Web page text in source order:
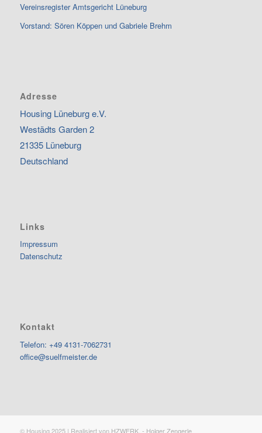
Vereinsregister Amtsgericht Lüneburg
Vorstand: Sören Köppen und Gabriele Brehm
Adresse
Housing Lüneburg e.V.
Westädts Garden 2
21335 Lüneburg
Deutschland
Links
Impressum
Datenschutz
Kontakt
Telefon: +49 4131-7062731
office@suelfmeister.de
© Housing 2025 | Realisiert von HZWERK. - Holger Zengerle